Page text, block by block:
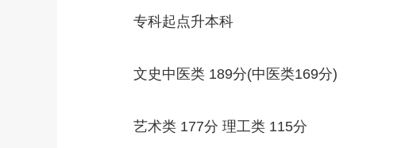
专科起点升本科
文史中医类 189分(中医类169分)
艺术类 177分 理工类 115分